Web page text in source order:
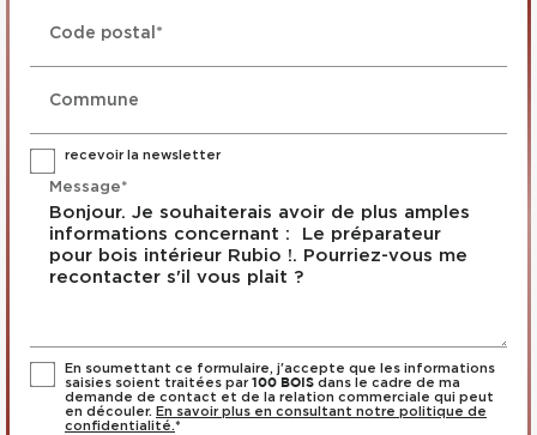
Code postal*
Commune
recevoir la newsletter
Message*
En soumettant ce formulaire, j'accepte que les informations
saisies soient traitées par 100 BOIS dans le cadre de ma
demande de contact et de la relation commerciale qui peut
en découler. En savoir plus en consultant notre politique de
confidentialité.*